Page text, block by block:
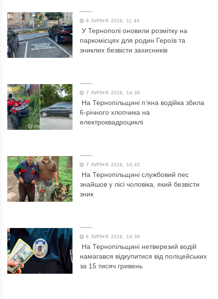
9 ЛИПНЯ 2026, 11:46
У Тернополі оновили розмітку на
паркомісцях для родин Героїв та
зниклих безвісти захисників
7 ЛИПНЯ 2026, 14:39
На Тернопільщині п’яна водійка збила
6-річного хлопчика на
електроквадроциклі
7 ЛИПНЯ 2026, 10:42
На Тернопільщині службовий пес
знайшов у лісі чоловіка, який безвісти
зник
6 ЛИПНЯ 2026, 14:36
На Тернопільщині нетверезий водій
намагався відкупитися від поліцейських
за 15 тисяч гривень